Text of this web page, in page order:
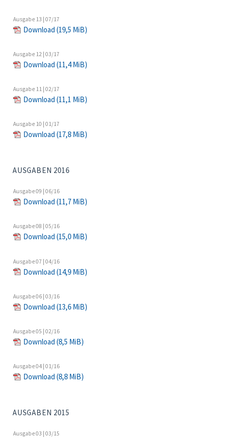
Ausgabe 13 | 07/17
Download (19,5 MiB)
Ausgabe 12 | 03/17
Download (11,4 MiB)
Ausgabe 11 | 02/17
Download (11,1 MiB)
Ausgabe 10 | 01/17
Download (17,8 MiB)
AUSGABEN 2016
Ausgabe 09 | 06/16
Download (11,7 MiB)
Ausgabe 08 | 05/16
Download (15,0 MiB)
Ausgabe 07 | 04/16
Download (14,9 MiB)
Ausgabe 06 | 03/16
Download (13,6 MiB)
Ausgabe 05 | 02/16
Download (8,5 MiB)
Ausgabe 04 | 01/16
Download (8,8 MiB)
AUSGABEN 2015
Ausgabe 03 | 03/15